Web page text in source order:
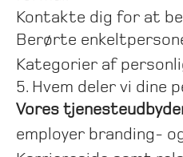
Kontakte dig for at
Berørte
Kategorier af
5. Hvem deler vi dine
Vores
employer branding-